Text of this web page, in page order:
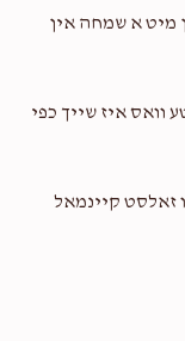
מיט א שמחה אין
וואס איז שייך כפי
זאלסט קיינמאל